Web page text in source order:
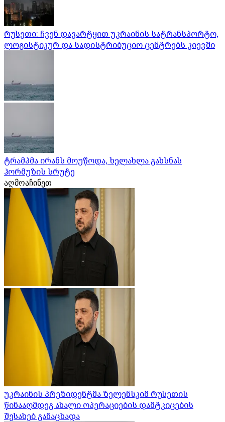
რუსეთი: ჩვენ დავარტყით უკრაინის სატრანსპორტო,
ლოგისტიკურ და სადისტრიბუციო ცენტრებს კიევში
ტრამპმა ირანს მოუწოდა, ხელახლა გახსნას
ჰორმუზის სრუტე
აღმოაჩინეთ
უკრაინის პრეზიდენტმა ზელენსკიმ რუსეთის
წინააღმდეგ ახალი ოპერაციების დამტკიცების
შესახებ განაცხადა